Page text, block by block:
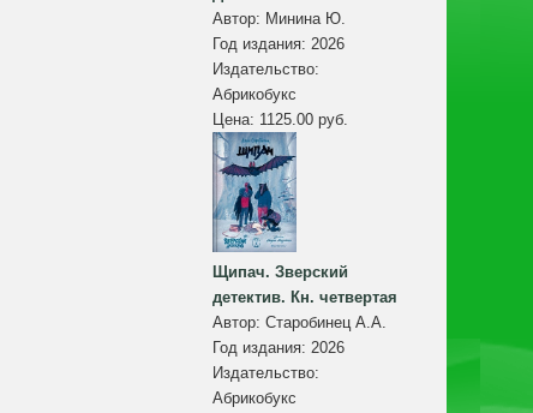
Автор: Минина Ю.
Год издания: 2026
Издательство:
Абрикобукс
Цена: 1125.00 руб.
Щипач. Зверский
детектив. Кн. четвертая
Автор: Старобинец А.А.
Год издания: 2026
Издательство:
Абрикобукс